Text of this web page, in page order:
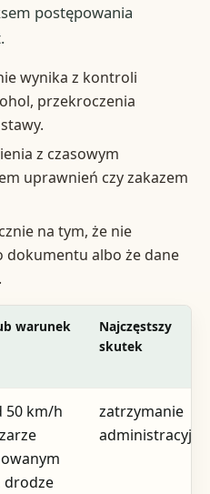
postępowania
wynika z kontroli
przekroczenia
z czasowym
uprawnień czy zakazem
na tym, że nie
albo że dane
warunek
Najczęstszy
skutek
50 km/h
drodze
zatrzymanie
administracyjne